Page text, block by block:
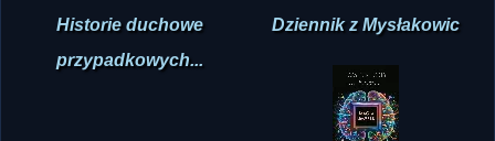
Historie duchowe
przypadkowych...
Dziennik z Mysłakowic